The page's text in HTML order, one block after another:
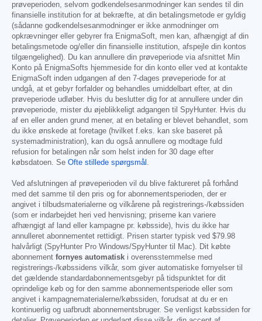
prøveperioden, selvom godkendelsesanmodninger kan sendes til din
finansielle institution for at bekræfte, at din betalingsmetode er gyldig
(sådanne godkendelsesanmodninger er ikke anmodninger om
opkrævninger eller gebyrer fra EnigmaSoft, men kan, afhængigt af din
betalingsmetode og/eller din finansielle institution, afspejle din kontos
tilgængelighed). Du kan annullere din prøveperiode via afsnittet Min
Konto på EnigmaSofts hjemmeside for din konto eller ved at kontakte
EnigmaSoft inden udgangen af den 7-dages prøveperiode for at
undgå, at et gebyr forfalder og behandles umiddelbart efter, at din
prøveperiode udløber. Hvis du beslutter dig for at annullere under din
prøveperiode, mister du øjeblikkeligt adgangen til SpyHunter. Hvis du
af en eller anden grund mener, at en betaling er blevet behandlet, som
du ikke ønskede at foretage (hvilket f.eks. kan ske baseret på
systemadministration), kan du også annullere og modtage fuld
refusion for betalingen når som helst inden for 30 dage efter
købsdatoen. Se Ofte stillede spørgsmål .
Ved afslutningen af prøveperioden vil du blive faktureret på forhånd
med det samme til den pris og for abonnementsperioden, der er
angivet i tilbudsmaterialerne og vilkårene på registrerings-/købssiden
(som er indarbejdet heri ved henvisning; priserne kan variere
afhængigt af land eller kampagne pr. købsside), hvis du ikke har
annulleret abonnementet rettidigt. Prisen starter typisk ved $79.98
halvårligt (SpyHunter Pro Windows/SpyHunter til Mac). Dit købte
abonnement fornyes automatisk i overensstemmelse med
registrerings-/købssidens vilkår, som giver automatiske fornyelser til
det gældende standardabonnementsgebyr på tidspunktet for dit
oprindelige køb og for den samme abonnementsperiode eller som
angivet i kampagnematerialerne/købssiden, forudsat at du er en
kontinuerlig og uafbrudt abonnementsbruger. Se venligst købssiden for